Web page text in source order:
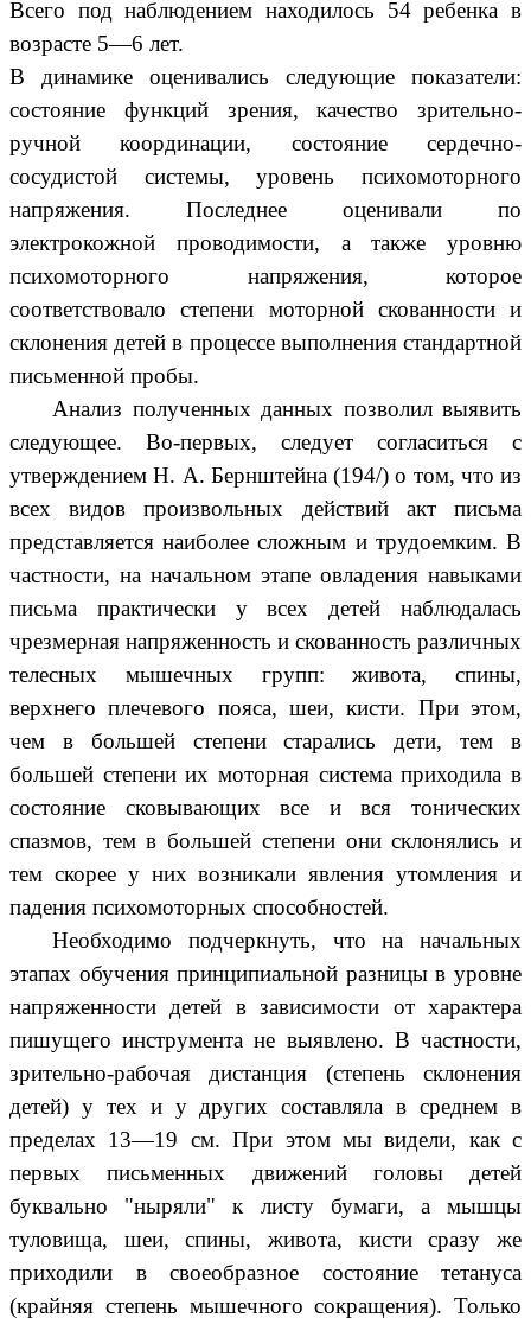
Всего под наблюдением находилось 54 ребенка в
возрасте 5—6 лет.
В динамике оценивались следующие показатели:
состояние функций зрения, качество зрительно-
ручной координации, состояние сердечно-
сосудистой системы, уровень психомоторного
напряжения. Последнее оценивали по
электрокожной проводимости, а также уровню
психомоторного напряжения, которое
соответствовало степени моторной скованности и
склонения детей в процессе выполнения стандартной
письменной пробы.
Анализ полученных данных позволил выявить
следующее. Во-первых, следует согласиться с
утверждением Н. А. Бернштейна (194/) о том, что из
всех видов произвольных действий акт письма
представляется наиболее сложным и трудоемким. В
частности, на начальном этапе овладения навыками
письма практически у всех детей наблюдалась
чрезмерная напряженность и скованность различных
телесных мышечных групп: живота, спины,
верхнего плечевого пояса, шеи, кисти. При этом,
чем в большей степени старались дети, тем в
большей степени их моторная система приходила в
состояние сковывающих все и вся тонических
спазмов, тем в большей степени они склонялись и
тем скорее у них возникали явления утомления и
падения психомоторных способностей.
Необходимо подчеркнуть, что на начальных
этапах обучения принципиальной разницы в уровне
напряженности детей в зависимости от характера
пишущего инструмента не выявлено. В частности,
зрительно-рабочая дистанция (степень склонения
детей) у тех и у других составляла в среднем в
пределах 13—19 см. При этом мы видели, как с
первых письменных движений головы детей
буквально "ныряли" к листу бумаги, а мышцы
туловища, шеи, спины, живота, кисти сразу же
приходили в своеобразное состояние тетануса
(крайняя степень мышечного сокращения). Только